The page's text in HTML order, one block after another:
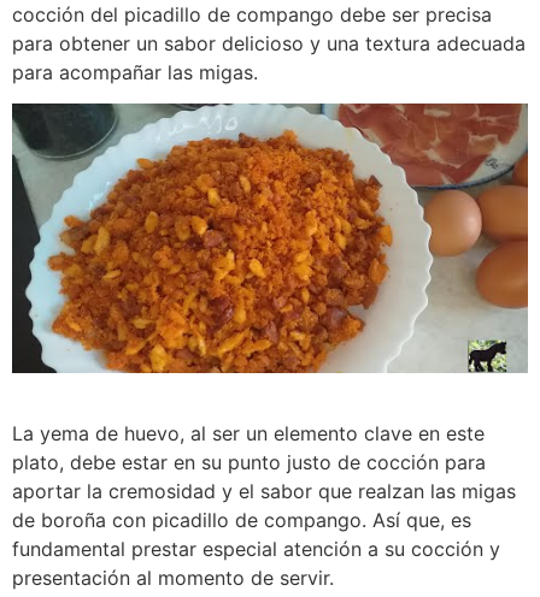
cocción del picadillo de compango debe ser precisa
para obtener un sabor delicioso y una textura adecuada
para acompañar las migas.
La yema de huevo, al ser un elemento clave en este
plato, debe estar en su punto justo de cocción para
aportar la cremosidad y el sabor que realzan las migas
de boroña con picadillo de compango. Así que, es
fundamental prestar especial atención a su cocción y
presentación al momento de servir.